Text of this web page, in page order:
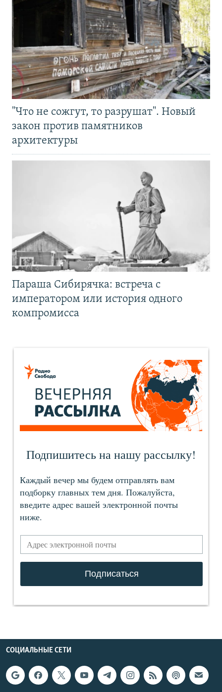
"Что не сожгут, то разрушат". Новый
закон против памятников
архитектуры
Параша Сибирячка: встреча с
императором или история одного
компромисса
СОЦИАЛЬНЫЕ СЕТИ